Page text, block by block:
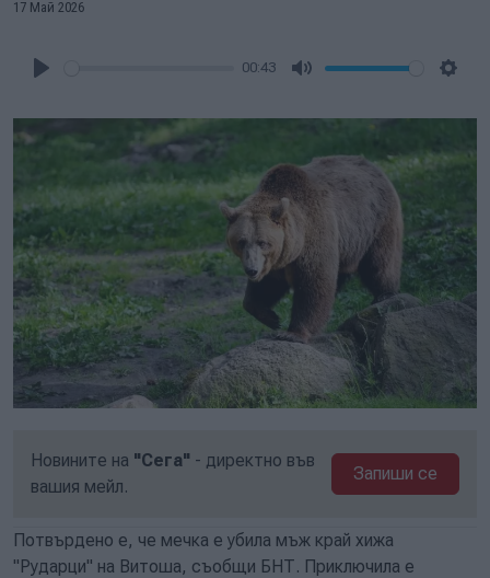
17 Май 2026
00:43
Новините на "Сега" - директно във
вашия мейл.
Запиши се
Потвърдено е, че мечка е убила мъж край хижа
"Рударци" на Витоша, съобщи БНТ. Приключила е